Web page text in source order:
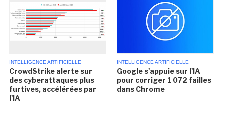
INTELLIGENCE ARTIFICIELLE
CrowdStrike alerte sur
des cyberattaques plus
furtives, accélérées par
l'IA
INTELLIGENCE ARTIFICIELLE
Google s'appuie sur l'IA
pour corriger 1 072 failles
dans Chrome